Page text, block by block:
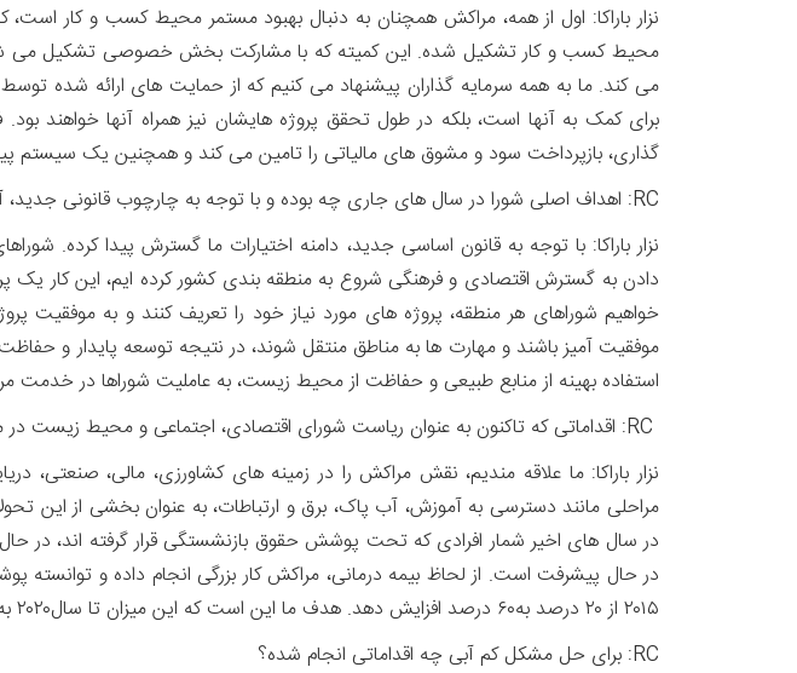
نزار باراکا: اول از همه، مراکش همچنان به دنبال بهبود مستمر محیط کسب و کار
محیط کسب و کار تشکیل شده. این کمیته که با مشارکت بخش خصوصی تشکیل می شود،
می کند. ما به همه سرمایه گذاران پیشنهاد می کنیم که از حمایت های ارائه شده
برای کمک به آنها است، بلکه در طول تحقق پروژه هایشان نیز همراه آنها خواهند
گذاری، بازپرداخت سود و مشوق های مالیاتی را تامین می کند و همچنین یک
RC: اهداف اصلی شورا در سال های جاری چه بوده و با توجه به چارچوب قانونی جدید، آیا اهداف این شورا را در حال رشد می بینید؟
نزار باراکا: با توجه به قانون اساسی جدید، دامنه اختیارات ما گسترش پیدا
دادن به گسترش اقتصادی و فرهنگی شروع به منطقه بندی کشور کرده ایم، این کار
خواهیم شوراهای هر منطقه، پروژه های مورد نیاز خود را تعریف کنند و به موفقیت
موفقیت آمیز باشند و مهارت ها به مناطق منتقل شوند، در نتیجه توسعه پایدار و
استفاده بهینه از منابع طبیعی و حفاظت از محیط زیست، به عاملیت شوراها در خدمت
نزار باراکا: ما علاقه مندیم، نقش مراکش را در زمینه های کشاورزی، مالی،
مراحلی مانند دسترسی به آموزش، آب پاک، برق و ارتباطات، به عنوان بخشی از این
۲۰۱۵ از ۲۰ درصد به۶۰ درصد افزایش دهد. هدف ما این است که این میزان تا سال۲۰۲۰ به۸۰ درصد برسد.
RC: برای حل مشکل کم آبی چه اقداماتی انجام شده؟